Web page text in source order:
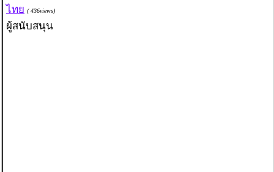
ไทย ( 436views)
ผู้สนับสนุน